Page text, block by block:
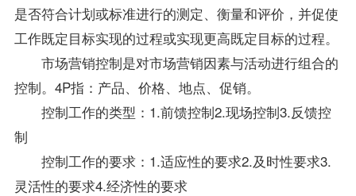
是否符合计划或标准进行的测定、衡量和评价，并促使
工作既定目标实现的过程或实现更高既定目标的过程。
市场营销控制是对市场营销因素与活动进行组合的
控制。4P指：产品、价格、地点、促销。
控制工作的类型：1.前馈控制2.现场控制3.反馈控
制
控制工作的要求：1.适应性的要求2.及时性要求3.
灵活性的要求4.经济性的要求